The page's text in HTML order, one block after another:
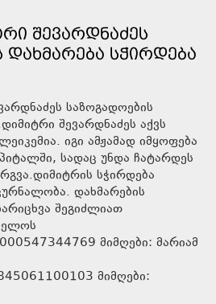
ᲨᲔᲕᲐᲠᲓᲜᲐᲫᲔᲡ
ᲓᲐᲮᲛᲐᲠᲔᲑᲐ ᲡᲭᲘᲠᲓᲔᲑᲐ
საზოგადოების
შევარდნაძეს აქვს
იგი ამჟამად იმყოფება
სადაც უნდა ჩატარდეს
სჭირდება
დახმარების
შეგიძლიათ
მიმღები: მარიამ
მიმღები: